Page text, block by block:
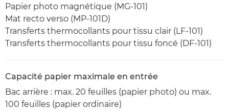
Papier photo magnétique (MG-101)
Mat recto verso (MP-101D)
Transferts thermocollants pour tissu clair (LF-101)
Transferts thermocollants pour tissu foncé (DF-101)
Capacité papier maximale en entrée
Bac arrière : max. 20 feuilles (papier photo) ou max.
100 feuilles (papier ordinaire)